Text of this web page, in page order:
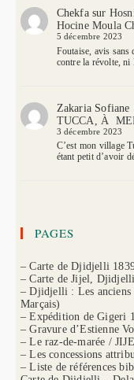
Chekfasur
Hocine Moula
5 décembre 2023
Foutaise, avis sans
contre la révolte,
Zakaria
TUCCA, À
3 décembre 2023
C’est mon village
étant petit d’avoir
PAGES
– Carte de Djidjelli
– Carte de Jijel,
– Djidjelli : Les anciens
Marçais)
– Expédition de Gigeri
– Gravure d’Estienne
– Le raz-de-marée /
– Les concessions
– Liste de références